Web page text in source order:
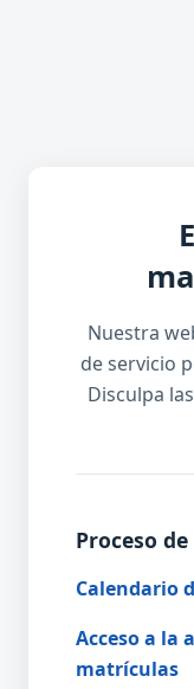
Nuestra
de servicio
Disculpa
Proceso
Calendario
Acceso a la
matrículas